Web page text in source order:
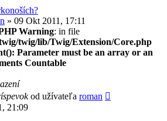
» 09 Okt 2011, 17:11
Warning: in file
twig/lib/Twig/Extension/Core.php
Parameter must be an array or an
Countable
od užívateľa roman
21:09